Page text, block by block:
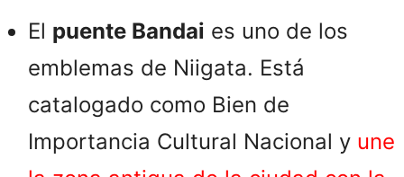
El puente Bandai es uno de los
emblemas de Niigata. Está
catalogado como Bien de
Importancia Cultural Nacional y une